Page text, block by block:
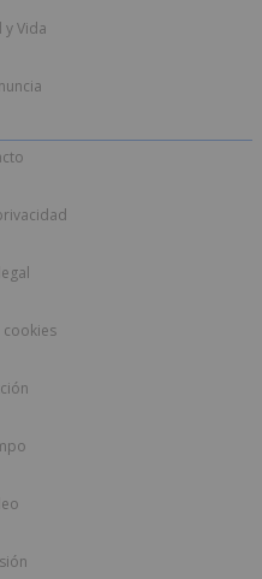
y Vida
cookies